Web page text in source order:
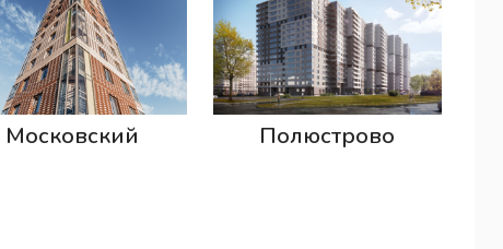
Московский Полюстрово